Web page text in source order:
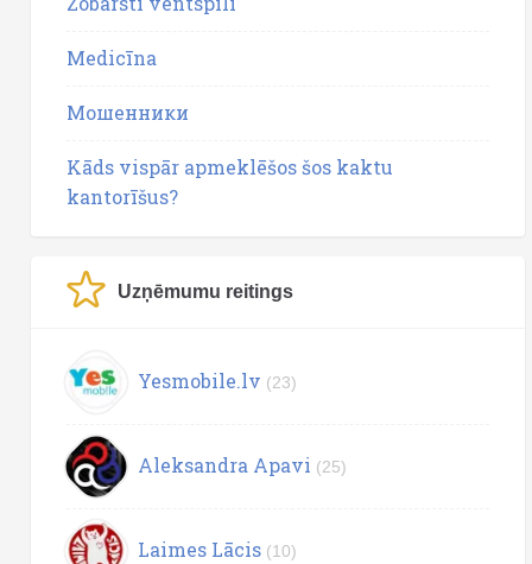
Medicīna
Мошенники
Kāds vispār apmeklēšos šos kaktu
kantorīšus?
Uzņēmumu reitings
Yesmobile.lv (23)
Aleksandra Apavi (25)
Laimes Lācis (10)